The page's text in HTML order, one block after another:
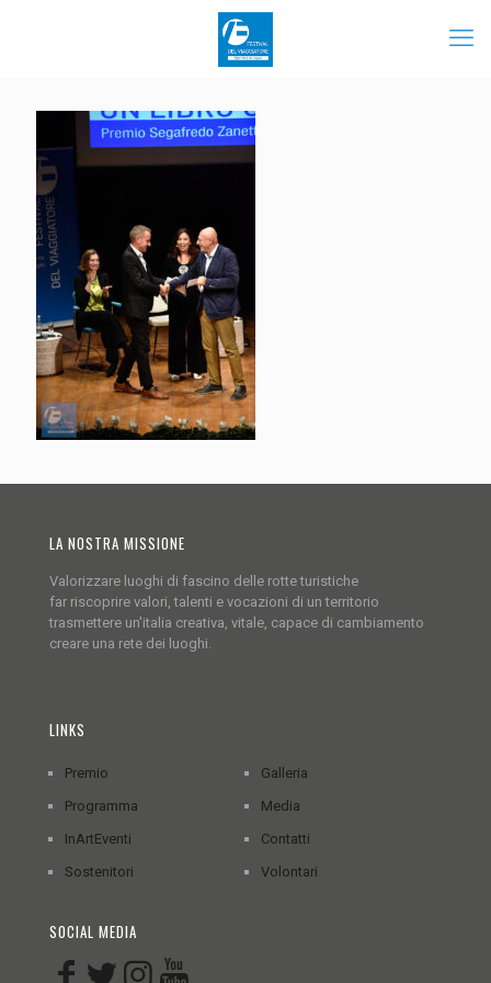
LA NOSTRA MISSIONE
Valorizzare luoghi di fascino delle rotte turistiche
far riscoprire valori, talenti e vocazioni di un territorio
trasmettere un'italia creativa, vitale, capace di cambiamento
creare una rete dei luoghi.
LINKS
Premio
Programma
InArtEventi
Sostenitori
Galleria
Media
Contatti
Volontari
SOCIAL MEDIA